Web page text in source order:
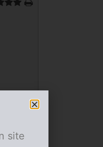
site